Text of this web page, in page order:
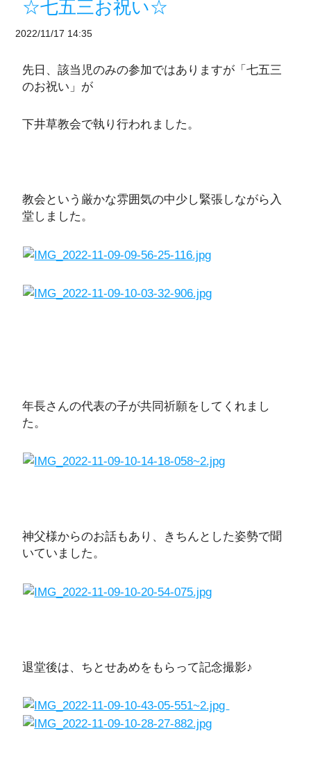
☆七五三お祝い☆
2022/11/17 14:35
先日、該当児のみの参加ではありますが「七五三
のお祝い」が
下井草教会で執り行われました。
教会という厳かな雰囲気の中少し緊張しながら入
堂しました。
年長さんの代表の子が共同祈願をしてくれまし
た。
神父様からのお話もあり、きちんとした姿勢で聞
いていました。
退堂後は、ちとせあめをもらって記念撮影♪